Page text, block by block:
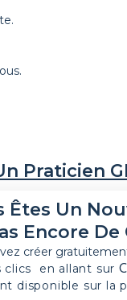
Praticien
Êtes Un
Encore De
créer
clics en allant sur
disponible sur la